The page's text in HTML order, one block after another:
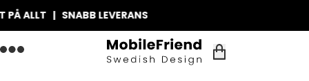
ALLT | SNABB LEVERANS